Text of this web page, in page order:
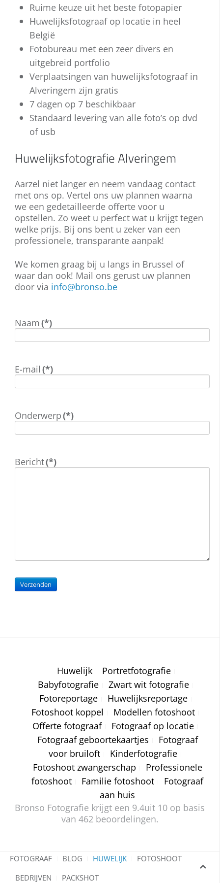
staat echter niet stil. Een hedendaagse
huwelijksreportage voor uw bruiloft ziet
er met grote waarschijnlijkheid anders uit
dan deze van uw ouders.
Bent u mee met de laatste
ontwikkelingen? Staat u open voor
vernieuwing en hebt u specifieke wensen
voor uw huwelijksreportage? Wij spreken
uw plannen graag met u door! Neem nu
contact met ons op.
keuze tussen tal van creatieve
mogelijkheden. Neemt u gerust contact
met ons op voor meer informatie!
Ruime keuze uit het beste fotopapier
Huwelijksfotograaf op locatie in heel
België
Fotobureau met een zeer divers en
uitgebreid portfolio
Verplaatsingen van huwelijksfotograaf in
Alveringem zijn gratis
7 dagen op 7 beschikbaar
Standaard levering van alle foto’s op dvd
of usb
Huwelijksfotografie Alveringem
Aarzel niet langer en neem vandaag contact
met ons op. Vertel ons uw plannen waarna
we een gedetailleerde offerte voor u
opstellen. Zo weet u perfect wat u krijgt tegen
welke prijs. Bij ons bent u zeker van een
professionele, transparante aanpak!
We komen graag bij u langs in Brussel of
waar dan ook! Mail ons gerust uw plannen
door via info@bronso.be
Naam(*)
E-mail (*)
Onderwerp(*)
Bericht(*)
Huwelijk
Portretfotografie
Babyfotografie
Zwart wit fotografie
Fotoreportage
Huwelijksreportage
Fotoshoot koppel
Modellen fotoshoot
Offerte fotograaf
Fotograaf op locatie
Fotograaf geboortekaartjes
Fotograaf
voor bruiloft
Kinderfotografie
Fotoshoot zwangerschap
Professionele
fotoshoot
Familie fotoshoot
Fotograaf
aan huis
Bronso Fotografie krijgt een 9.4uit 10 op basis
van 462 beoordelingen.
FOTOGRAAF BLOG HUWELIJK
FOTOSHOOT
BEDRIJVEN
PACKSHOT